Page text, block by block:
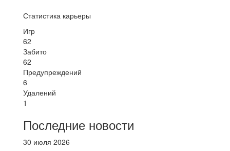
Статистика карьеры
Игр
62
Забито
62
Предупреждений
6
Удалений
1
Последние новости
30 июля 2026